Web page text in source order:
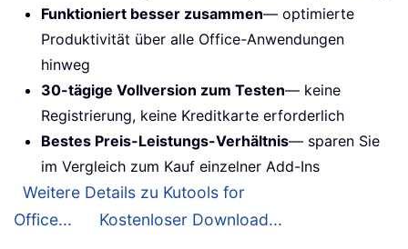
Funktioniert besser zusammen— optimierte
Produktivität über alle Office-Anwendungen
hinweg
30-tägige Vollversion zum Testen— keine
Registrierung, keine Kreditkarte erforderlich
Bestes Preis-Leistungs-Verhältnis— sparen Sie
im Vergleich zum Kauf einzelner Add-Ins
Weitere Details zu Kutools for
Office...
Kostenloser Download...